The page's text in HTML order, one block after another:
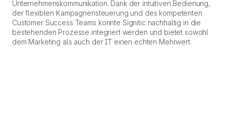
Unternehmenskommunikation. Dank der intuitiven Bedienung,
der flexiblen Kampagnensteuerung und des kompetenten
Customer Success Teams konnte Signitic nachhaltig in die
bestehenden Prozesse integriert werden und bietet sowohl
dem Marketing als auch der IT einen echten Mehrwert.